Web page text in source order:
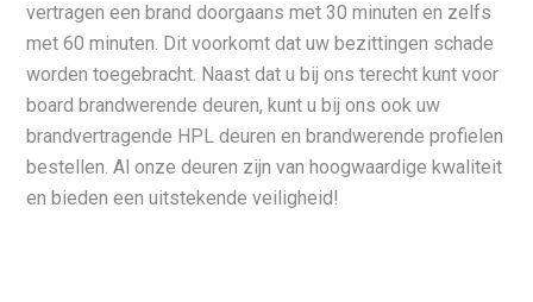
vertragen een brand doorgaans met 30 minuten en zelfs
met 60 minuten. Dit voorkomt dat uw bezittingen schade
worden toegebracht. Naast dat u bij ons terecht kunt voor
board brandwerende deuren, kunt u bij ons ook uw
brandvertragende HPL deuren en brandwerende profielen
bestellen. Al onze deuren zijn van hoogwaardige kwaliteit
en bieden een uitstekende veiligheid!